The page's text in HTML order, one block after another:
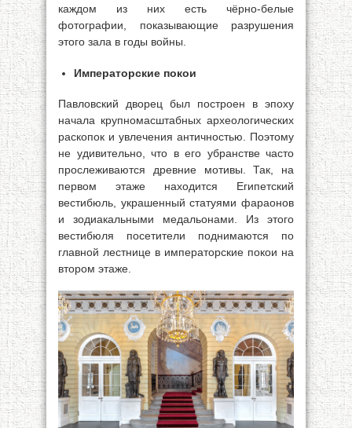
каждом из них есть чёрно-белые
фотографии, показывающие разрушения
этого зала в годы войны.
Императорские покои
Павловский дворец был построен в эпоху
начала крупномасштабных археологических
раскопок и увлечения античностью. Поэтому
не удивительно, что в его убранстве часто
прослеживаются древние мотивы. Так, на
первом этаже находится Египетский
вестибюль, украшенный статуями фараонов
и зодиакальными медальонами. Из этого
вестибюля посетители поднимаются по
главной лестнице в императорские покои на
втором этаже.